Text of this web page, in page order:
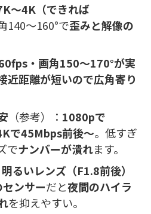
〜4K（できれば
140〜160°で歪みと解像の
・画角150〜170°が実
近距離が短いので広角寄り
（参考）： 1080pで
で45Mbps前後〜。低すぎ
でナンバーが潰れます。
明るいレンズ（F1.8前後）
ンサーだと夜間のハイラ
を抑えやすい。